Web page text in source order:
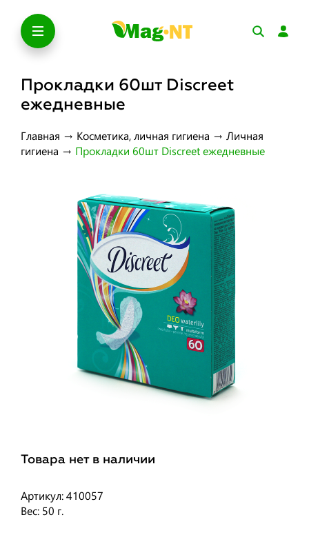
Прокладки 60шт Discreet
ежедневные
Главная → Косметика, личная гигиена → Личная
гигиена → Прокладки 60шт Discreet ежедневные
Артикул: 410057
Вес: 50 г.
Товара нет в наличии